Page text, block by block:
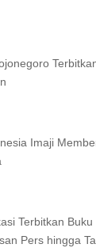
Imaji
Terbitkan
Pers hingga